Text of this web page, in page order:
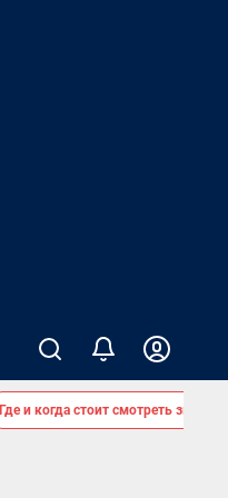
Где и когда стоит смотреть